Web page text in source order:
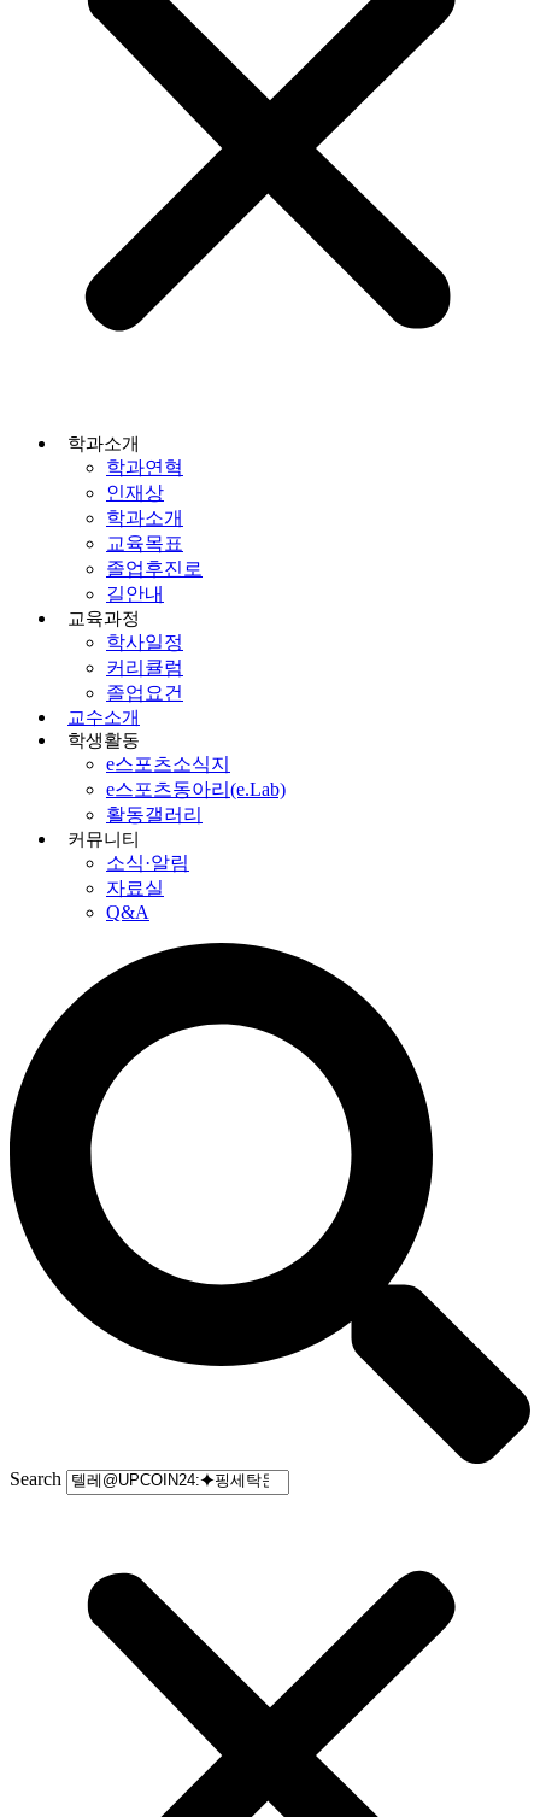
학과소개
학과연혁
인재상
학과소개
교육목표
졸업후진로
길안내
교육과정
학사일정
커리큘럼
졸업요건
교수소개
학생활동
e스포츠소식지
e스포츠동아리(e.Lab)
활동갤러리
커뮤니티
소식·알림
자료실
Q&A
Search